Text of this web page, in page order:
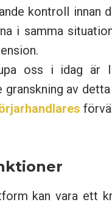
kontroll innan
i samma
oss i idag är
granskning av
kan vara ett